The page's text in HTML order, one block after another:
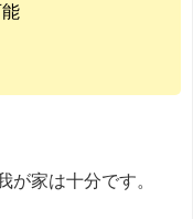
が家は十分です。